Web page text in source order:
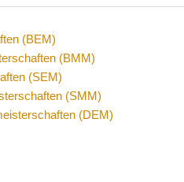
(BEM)
(BMM)
(SEM)
(SMM)
(DEM)